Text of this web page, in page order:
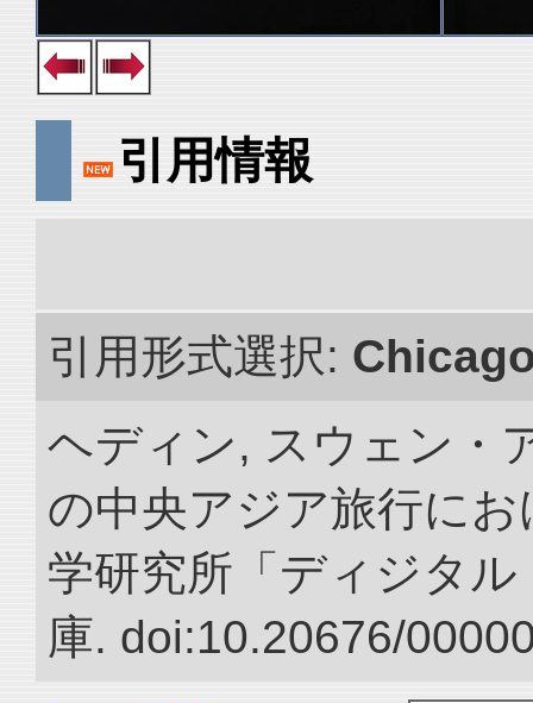
引用情報
引用形式選択:
ヘディン, スウェン・
の中央アジア旅行にお
学研究所「ディジタ
庫. doi:10.20676/